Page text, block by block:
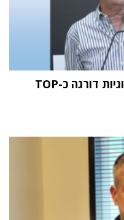
מחקר STKI השנתי: וואן טכנולוגיות דורגה כ-TOP